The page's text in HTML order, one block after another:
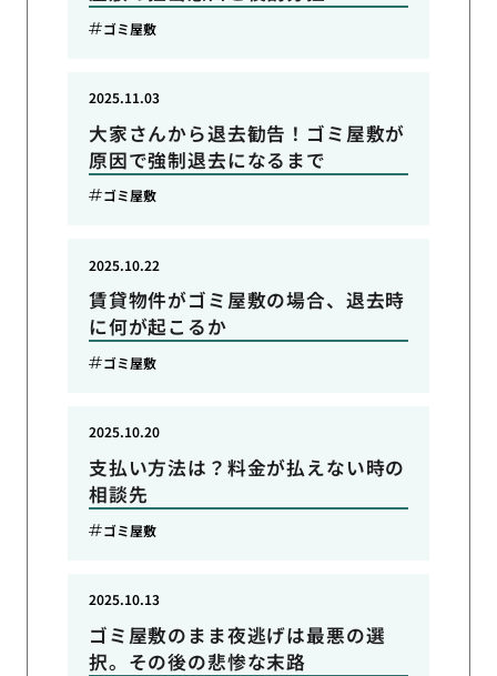
ゴミ屋敷
大家さんから退去勧告！ゴミ屋敷が
原因で強制退去になるまで
2025.11.03
ゴミ屋敷
賃貸物件がゴミ屋敷の場合、退去時
に何が起こるか
2025.10.22
ゴミ屋敷
支払い方法は？料金が払えない時の
相談先
2025.10.20
ゴミ屋敷
ゴミ屋敷のまま夜逃げは最悪の選
択。その後の悲惨な末路
2025.10.13